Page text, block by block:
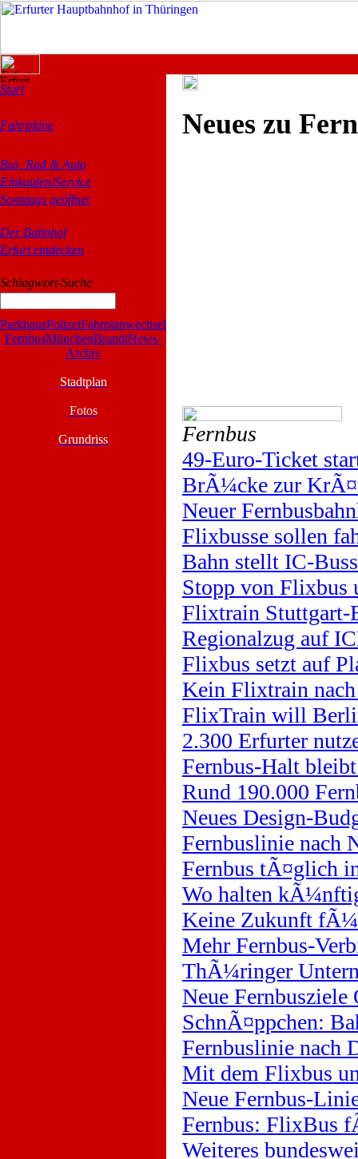
Start
Fahrpläne
Bus, Rad & Auto
Einkaufen/Service
Sonntags geöffnet
Der Bahnhof
Erfurt entdecken
Schlagwort-Suche
ParkhausPolizeiFahrplanwechsel
FernbusMünchenBrandtNews-
Archiv
Stadtplan
Fotos
Grundriss
Neues zu
Fernbus
49-Euro-Ticket
BrÃ¼cke zur
Neuer
Flixbusse sollen
Bahn stellt IC-
Stopp von Flixbus
Flixtrain
Regionalzug auf
Flixbus setzt auf
Kein Flixtrain
FlixTrain will
2.300 Erfurter
Fernbus-Halt
Rund 190.000
Neues Design-
Fernbuslinie nach
Fernbus tÃ¤glich
Wo halten
Keine Zukunft
Mehr Fernbus-
ThÃ¼ringer
Neue
SchnÃ¤ppchen:
Fernbuslinie nach
Mit dem Flixbus
Neue Fernbus-
Fernbus: FlixBus
Weiteres